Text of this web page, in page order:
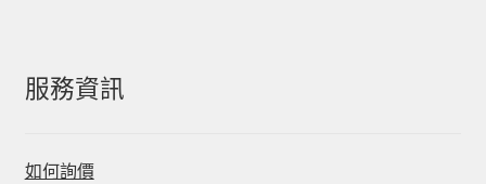
服務資訊
如何詢價